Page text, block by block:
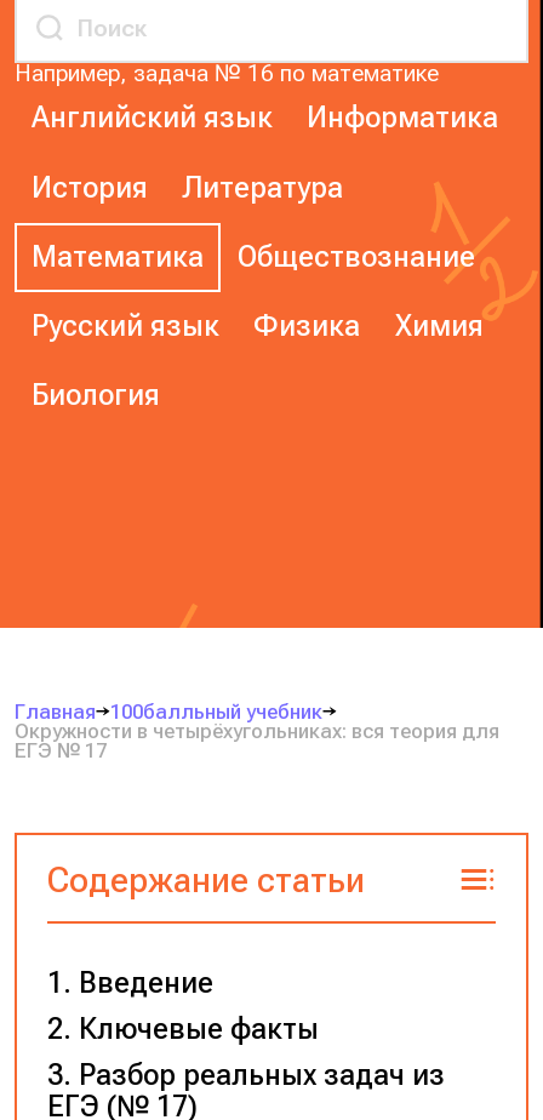
Например, задача № 16 по математике
Английский язык Информатика
История Литература
Математика Обществознание
Русский язык Физика Химия
Биология
Главная
100балльный учебник
Окружности в четырёхугольниках: вся теория для
ЕГЭ № 17
Содержание статьи
Введение
Ключевые факты
Разбор реальных задач из
ЕГЭ (№ 17)